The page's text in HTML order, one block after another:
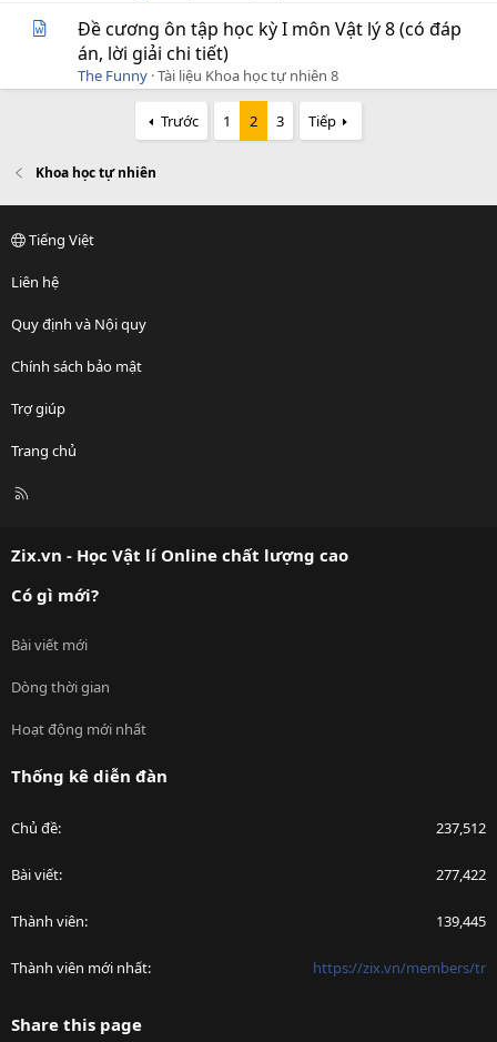
Đề cương ôn tập học kỳ I môn Vật lý 8 (có đáp
án, lời giải chi tiết)
The Funny Tài liệu Khoa học tự nhiên 8
Trước 1 2 3 Tiếp
Khoa học tự nhiên
Tiếng Việt
Liên hệ
Quy định và Nội quy
Chính sách bảo mật
Trợ giúp
Trang chủ
R
Zix.vn - Học Vật lí Online chất lượng cao
Có gì mới?
Bài viết mới
Dòng thời gian
Hoạt động mới nhất
Thống kê diễn đàn
Chủ đề 237,512
Bài viết 277,422
Thành viên 139,445
Thành viên mới nhất https://zix.vn/members/tr
Share this page